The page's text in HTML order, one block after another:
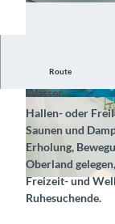
© Freiluft- Hallenbad
© Freiluft- Hallenbad
Route
Trainieren,
Wasser
Hallen- oder
Saunen und
Erholung,
Oberland
Freizeit- und
Ruhesuchende.